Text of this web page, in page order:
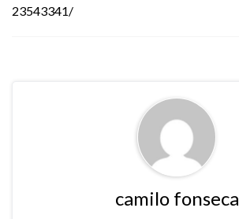
23543341/
camilo fonseca